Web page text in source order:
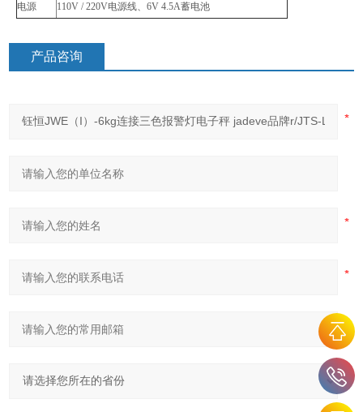
电源 110V / 220V电源线、6V 4.5A蓄电池
产品咨询